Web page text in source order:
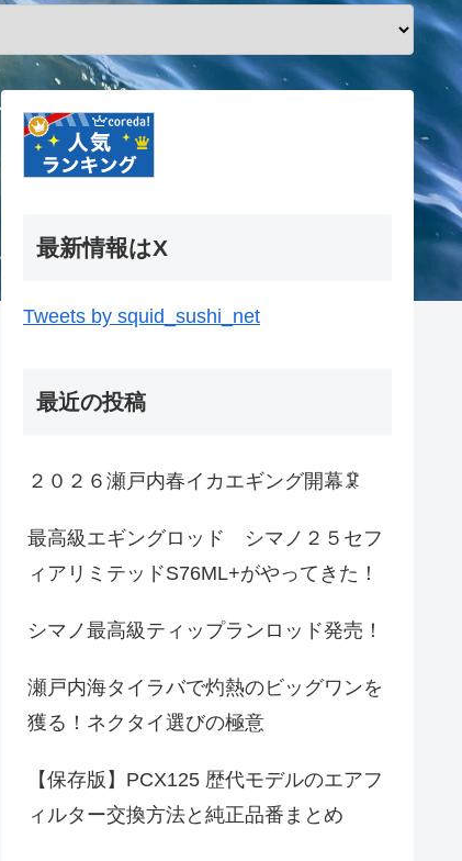
最新情報はX
Tweets by squid_sushi_net
最近の投稿
２０２６瀬戸内春イカエギング開幕🦑
最高級エギングロッド シマノ２５セフ
ィアリミテッドS76ML+がやってきた！
シマノ最高級ティップランロッド発売！
瀬戸内海タイラバで灼熱のビッグワンを
獲る！ネクタイ選びの極意
【保存版】PCX125 歴代モデルのエアフ
ィルター交換方法と純正品番まとめ